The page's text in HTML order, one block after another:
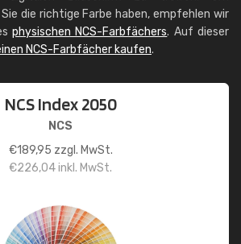
die richtige Farbe haben, empfehlen wir
physischen NCS-Farbfächers. Auf dieser
NCS-Farbfächer kaufen.
NCS Index 2050
NCS
€189,95 zzgl. MwSt.
€226,04inkl. MwSt.